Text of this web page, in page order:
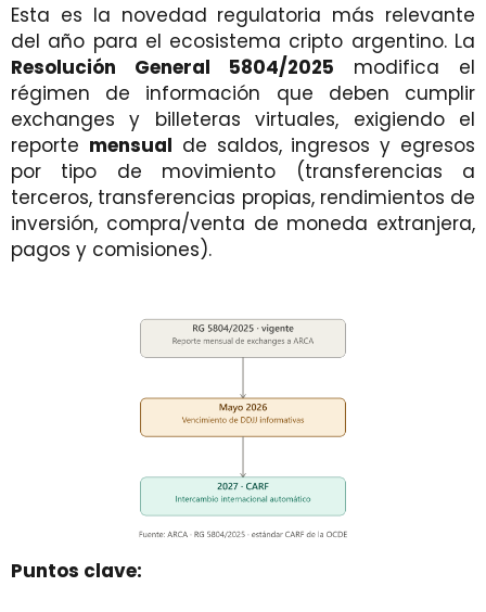
Esta es la novedad regulatoria más relevante
del año para el ecosistema cripto argentino. La
Resolución General 5804/2025 modifica el
régimen de información que deben cumplir
exchanges y billeteras virtuales, exigiendo el
reporte mensual de saldos, ingresos y egresos
por tipo de movimiento (transferencias a
terceros, transferencias propias, rendimientos de
inversión, compra/venta de moneda extranjera,
pagos y comisiones).
Puntos clave: